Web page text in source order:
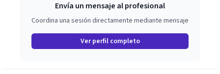
Envía un mensaje al profesional
Coordina una sesión directamente mediante mensaje
Ver perfil completo